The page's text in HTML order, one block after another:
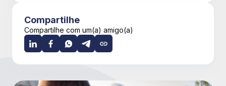
Compartilhe
Compartilhe com um(a) amigo(a)